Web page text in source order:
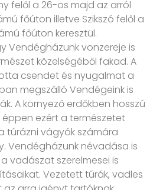
felől a 26-os majd az arról
főúton illetve Szikszó felől a
főúton keresztül.
Vendégházunk vonzereje is
közelségéből fakad. A
csendet és nyugalmat a
megszálló Vendégeink is
A környező erdőkben hosszú
éppen ezért a természetet
túrázni vágyók számára
Vendégházunk névadása is
vadászat szerelmesei is
Vezetett túrák, vadles